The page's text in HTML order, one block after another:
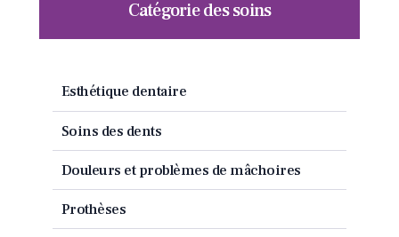
Catégorie des soins
Esthétique dentaire
Soins des dents
Douleurs et problèmes de mâchoires
Prothèses